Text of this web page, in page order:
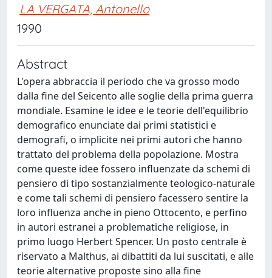
LA VERGATA, Antonello
1990
Abstract
L'opera abbraccia il periodo che va grosso modo
dalla fine del Seicento alle soglie della prima guerra
mondiale. Esamine le idee e le teorie dell'equilibrio
demografico enunciate dai primi statistici e
demografi, o implicite nei primi autori che hanno
trattato del problema della popolazione. Mostra
come queste idee fossero influenzate da schemi di
pensiero di tipo sostanzialmente teologico-naturale
e come tali schemi di pensiero facessero sentire la
loro influenza anche in pieno Ottocento, e perfino
in autori estranei a problematiche religiose, in
primo luogo Herbert Spencer. Un posto centrale è
riservato a Malthus, ai dibattiti da lui suscitati, e alle
teorie alternative proposte sino alla fine